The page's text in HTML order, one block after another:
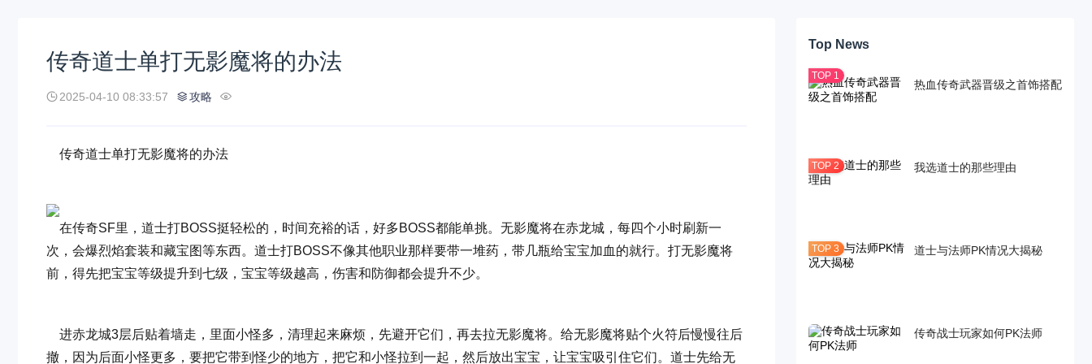
传奇道士单打无影魔将的办法
2025-04-10 08:33:57 攻略
传奇道士单打无影魔将的办法
在传奇SF里，道士打BOSS挺轻松的，时间充裕的话，好多BOSS都能单挑。无影魔将在赤龙城，每四个小时刷新一
次，会爆烈焰套装和藏宝图等东西。道士打BOSS不像其他职业那样要带一堆药，带几瓶给宝宝加血的就行。打无影魔将
前，得先把宝宝等级提升到七级，宝宝等级越高，伤害和防御都会提升不少。
进赤龙城3层后贴着墙走，里面小怪多，清理起来麻烦，先避开它们，再去拉无影魔将。给无影魔将贴个火符后慢慢往后
撤，因为后面小怪更多，要把它带到怪少的地方，把它和小怪拉到一起，然后放出宝宝，让宝宝吸引住它们。道士先给无
Top News
热血传奇武器晋级之首饰搭配
我选道士的那些理由
道士与法师PK情况大揭秘
传奇战士玩家如何PK法师